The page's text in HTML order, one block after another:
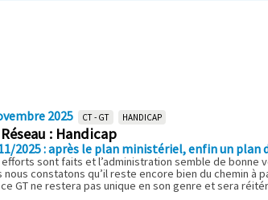
2025 CT - GT HANDICAP
: Handicap
2025 : après le plan ministériel, enfin un plan
sont faits et l’administration semble de bonne
nous constatons qu’il reste encore bien du chemin à
GT ne restera pas unique en son genre et sera